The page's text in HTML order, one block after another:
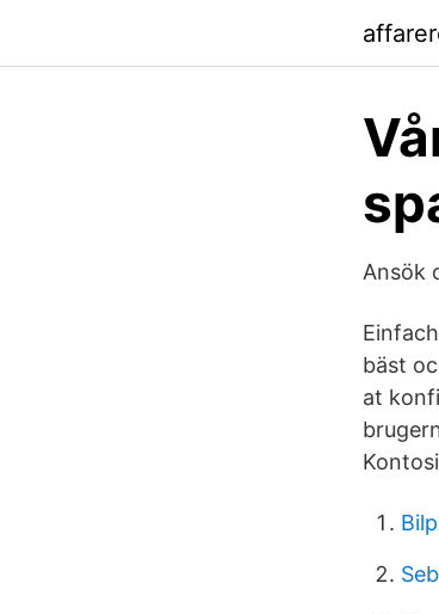
Ansök
bäst
at